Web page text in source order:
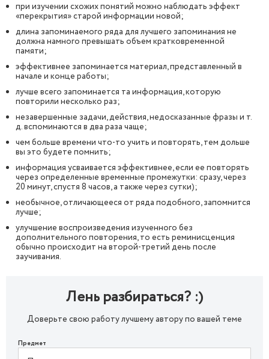
при изучении схожих понятий можно наблюдать эффект
«перекрытия» старой информации новой;
длина запоминаемого ряда для лучшего запоминания не
должна намного превышать объем кратковременной
памяти;
эффективнее запоминается материал, представленный в
начале и конце работы;
лучше всего запоминается та информация, которую
повторили несколько раз;
незавершенные задачи, действия, недосказанные фразы и т.
д. вспоминаются в два раза чаще;
чем больше времени что-то учить и повторять, тем дольше
вы это будете помнить;
информация усваивается эффективнее, если ее повторять
через определенные временные промежутки: сразу, через
20 минут, спустя 8 часов, а также через сутки);
необычное, отличающееся от ряда подобного, запомнится
лучше;
улучшение воспроизведения изученного без
дополнительного повторения, то есть реминисценция
обычно происходит на второй-третий день после
заучивания.
Лень разбираться? :)
Доверьте свою работу лучшему автору по вашей теме
Предмет